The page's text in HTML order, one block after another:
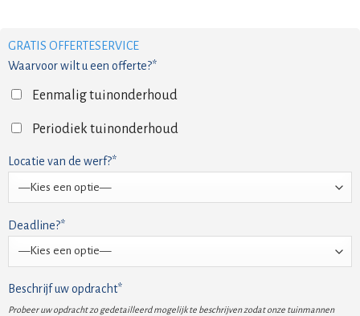
GRATIS OFFERTESERVICE
Waarvoor wilt u een offerte?*
Eenmalig tuinonderhoud
Periodiek tuinonderhoud
Locatie van de werf?*
Deadline?*
Beschrijf uw opdracht*
Probeer uw opdracht zo gedetailleerd mogelijk te beschrijven zodat onze tuinmannen